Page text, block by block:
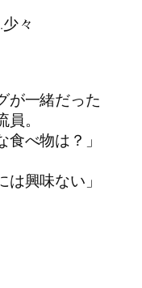
々
が一緒だった
。
べ物は？」
興味ない」